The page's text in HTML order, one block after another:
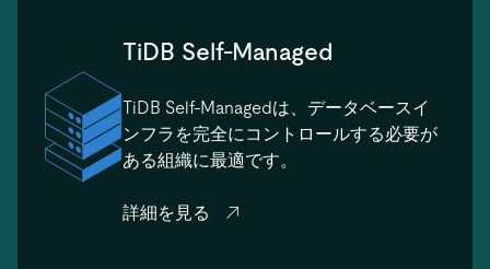
TiDB Self-Managed
TiDB Self-Managedは、データベースイ
ンフラを完全にコントロールする必要が
ある組織に最適です。
詳細を見る